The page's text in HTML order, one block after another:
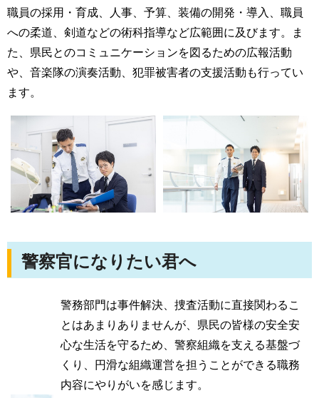
職員の採用・育成、人事、予算、装備の開発・導入、職員
への柔道、剣道などの術科指導など広範囲に及びます。ま
た、県民とのコミュニケーションを図るための広報活動
や、音楽隊の演奏活動、犯罪被害者の支援活動も行ってい
ます。
警察官になりたい君へ
警務部門は事件解決、捜査活動に直接関わるこ
とはあまりありませんが、県民の皆様の安全安
心な生活を守るため、警察組織を支える基盤づ
くり、円滑な組織運営を担うことができる職務
内容にやりがいを感じます。